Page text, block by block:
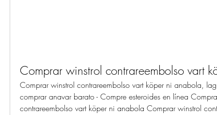
Comprar winstrol contrareembolso vart
Comprar winstrol contrareembolso vart köper ni anabola,
comprar anavar barato - Compre esteroides en línea
contrareembolso vart köper ni anabola Comprar winstrol